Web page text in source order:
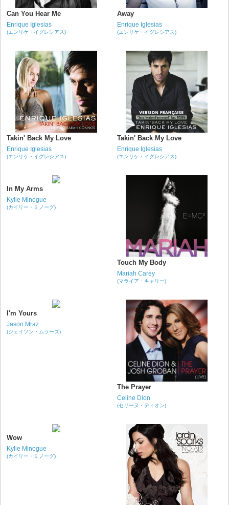
Can You Hear Me
Enrique Iglesias
(エンリケ・イグレシアス)
Away
Enrique Iglesias
(エンリケ・イグレシアス)
Takin' Back My Love
Enrique Iglesias
(エンリケ・イグレシアス)
Takin' Back My Love
Enrique Iglesias
(エンリケ・イグレシアス)
In My Arms
Kylie Minogue
(カイリー・ミノーグ)
Touch My Body
Mariah Carey
(マライア・キャリー)
I'm Yours
Jason Mraz
(ジェイソン・ムラーズ)
The Prayer
Celine Dion
(セリーヌ・ディオン)
Wow
Kylie Minogue
(カイリー・ミノーグ)